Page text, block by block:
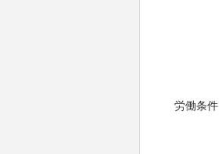
労働条件